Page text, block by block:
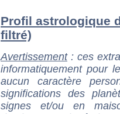
Profil astrologique
filtré)
Avertissement: ces
informatiquement pour
aucun caractère
significations des
signes et/ou en